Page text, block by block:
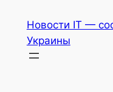
содержимому
Новости IT —
Украины